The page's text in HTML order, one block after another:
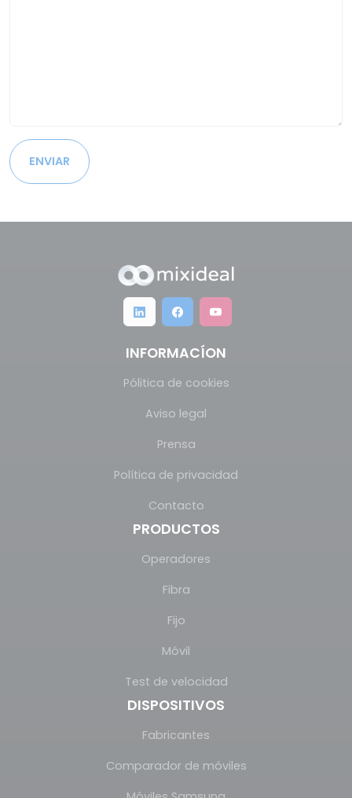
ENVIAR
INFORMACÍON
Pólitica de cookies
Aviso legal
Prensa
Política de privacidad
Contacto
PRODUCTOS
Operadores
Fibra
Fijo
Móvil
Test de velocidad
DISPOSITIVOS
Fabricantes
Comparador de móviles